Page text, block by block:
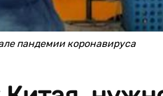
пандемии коронавируса